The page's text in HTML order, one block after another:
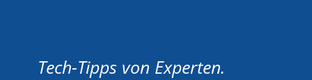
Tech-Tipps von Experten.